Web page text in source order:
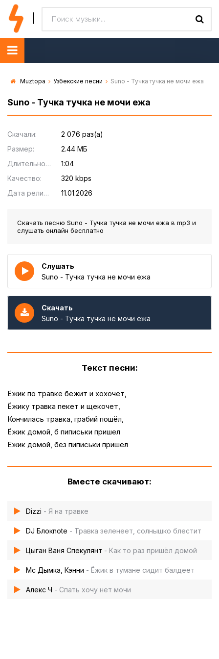
Muztopa Узбекские песни Suno - Тучка тучка не мочи ежа
Suno - Тучка тучка не мочи ежа
Скачали:
2 076 раз(а)
Размер:
2.44 МБ
Длительность:
1:04
Качество:
320 kbps
Дата релиза:
11.01.2026
Скачать песню Suno - Тучка тучка не мочи ежа в mp3 и
слушать онлайн бесплатно
Слушать
Suno - Тучка тучка не мочи ежа
Скачать
Suno - Тучка тучка не мочи ежа
Текст песни:
Ёжик по травке бежит и хохочет,
Ёжику травка пекет и щекочет,
Кончилась травка, грабий пошёл,
Ёжик домой, б пиписьки пришел
Ежик домой, без пиписьки пришел
Вместе скачивают:
Dizzi - Я на травке
DJ Блокnote - Травка зеленеет, солнышко блестит
Цыган Ваня Спекулянт - Как то раз пришёл домой
Мс Дымка, Кэнни - Ёжик в тумане сидит балдеет
Алекс Ч - Спать хочу нет мочи